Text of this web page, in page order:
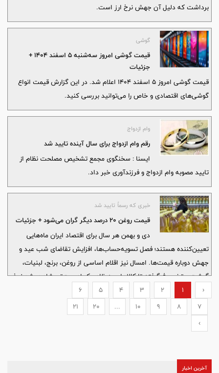
برداشت که دلیل آن جهش نرخ ارز است.
گوشی
قیمت گوشی امروز ‌سه‌شنبه 5 اسفند ۱۴۰۴ +
جزئیات
قیمت گوشی امروز 5 اسفند 1404 اعلام شد. در این گزارش قیمت انواع
گوشی‌های اقتصادی و خاص را می‌توانید بررسی کنید.
وام ازدواج
رقم وام ازدواج برای سال آینده تایید شد
ايسنا : سخنگوی مجمع تشخیص مصلحت نظام از
تایید مصوبه وام ازدواج و فرزندآوری خبر داد.
خبری که رسماً تایید شد
قیمت روغن ۲۰ درصد دیگر گران می‌شود + جزئیات
دی و بهمن هر سال برای اقتصاد ایران ماه‌هایی
تعیین‌کننده هستند؛ فصل تسویه‌حساب‌ها، افزایش تقاضای شب عید و
جهش دوباره قیمت‌ها. امسال نیز اقلام اساسی از روغن، برنج، لبنیات،
گوشت و تخم‌مرغ گرفته تا کالاهای به ظاهر کم‌اهمیت‌تر، شاهد رشد نرخ
بودند؛ افزایشی که نه تنها سفره خانوارها را کوچک کرده، بلکه نفس
خرده‌فروشان محلی و سوپرمارکت‌ها را به شماره انداخته است. آنچه با
عنوان «اصلاح قیمت» یا «واقعی‌سازی نرخ‌ها» مطرح می‌شود، در عمل به
زنجیره‌ای از فشارهای مالی تبدیل شده که از تولیدکننده تا مصرف‌کننده
‹
1
2
3
4
5
6
7
8
9
10
...
20
21
›
آخرین اخبار